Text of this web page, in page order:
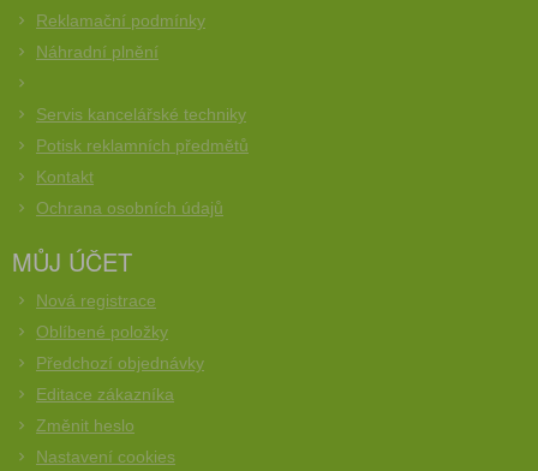
Reklamační podmínky
Náhradní plnění
Servis kancelářské techniky
Potisk reklamních předmětů
Kontakt
Ochrana osobních údajů
MŮJ ÚČET
Nová registrace
Oblíbené položky
Předchozí objednávky
Editace zákazníka
Změnit heslo
Nastavení cookies